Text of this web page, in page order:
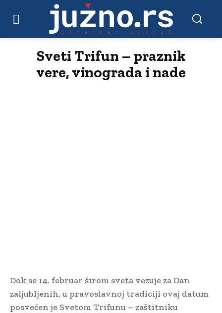
Sveti Trifun – praznik
vere, vinograda i nade
Dok se 14. februar širom sveta vezuje za Dan
zaljubljenih, u pravoslavnoj tradiciji ovaj datum
posvećen je Svetom Trifunu – zaštitniku